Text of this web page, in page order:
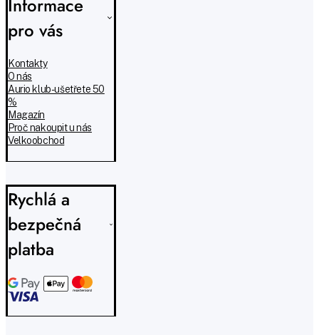
Informace
pro vás
Kontakty
O nás
Aurio klub - ušetřete 50
%
Magazín
Proč nakoupit u nás
Velkoobchod
Rychlá a
bezpečná
platba